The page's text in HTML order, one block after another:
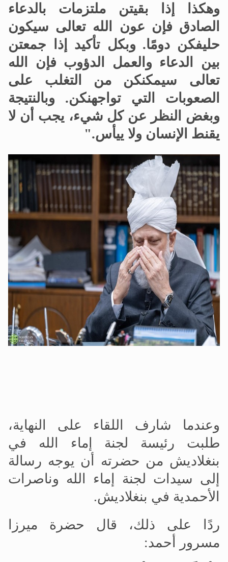
وهكذا إذا بقيتن ملتزمات بالدعاء
الصادق فإن عون الله تعالى سيكون
حليفكن دومًا. وبكل تأكيد إذا جمعتن
بين الدعاء والعمل الدؤوب فإن الله
تعالى سيمكنكن من التغلب على
الصعوبات التي تواجهنكن. وبالنتيجة
وبغض النظر عن كل شيء، يجب أن لا
يقنط الإنسان ولا ييأس."
وعندما شارف اللقاء على النهاية،
طلبت رئيسة لجنة إماء الله في
بنغلاديش من حضرته أن يوجه رسالة
إلى سيدات لجنة إماء الله وناصرات
الأحمدية في بنغلاديش.
ردًا على ذلك، قال حضرة ميرزا
مسرور أحمد: